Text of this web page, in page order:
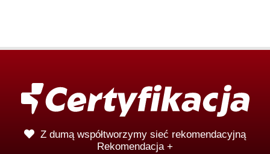
Z dumą współtworzymy sieć rekomendacyjną
Rekomendacja +